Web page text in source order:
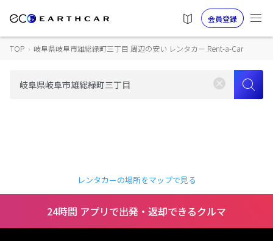
会員登録
TOP › 岐阜県岐阜市雄総緑町三丁目 周辺の安い レンタカー Rent-a-Car
レンタカーの場所をマップで見る
24時間 アプリで出発・返却できるクルマ